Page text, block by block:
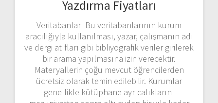
Yazdırma Fiyatları
Veritabanları Bu veritabanlarının kurum
aracılığıyla kullanılması, yazar, çalışmanın adı
ve dergi atıfları gibi bibliyografik veriler girilerek
bir arama yapılmasına izin verecektir.
Materyallerin çoğu mevcut öğrencilerden
ücretsiz olarak temin edilebilir. Kurumlar
genellikle kütüphane ayrıcalıklarını